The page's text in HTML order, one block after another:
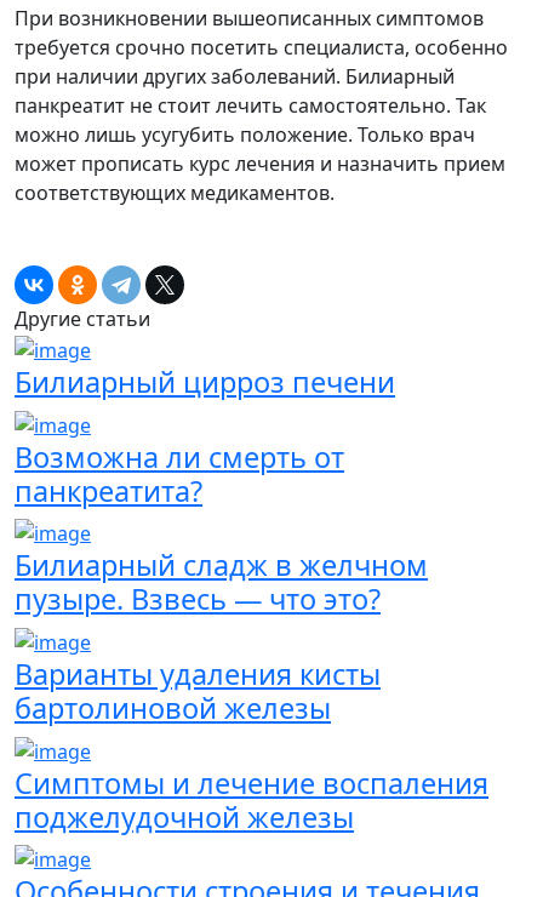
При возникновении вышеописанных симптомов
требуется срочно посетить специалиста, особенно
при наличии других заболеваний. Билиарный
панкреатит не стоит лечить самостоятельно. Так
можно лишь усугубить положение. Только врач
может прописать курс лечения и назначить прием
соответствующих медикаментов.
Другие статьи
Билиарный цирроз печени
Возможна ли смерть от
панкреатита?
Билиарный сладж в желчном
пузыре. Взвесь — что это?
Варианты удаления кисты
бартолиновой железы
Симптомы и лечение воспаления
поджелудочной железы